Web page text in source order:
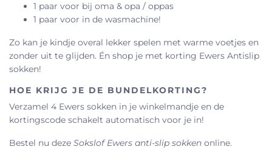
1 paar voor bij oma & opa / oppas
1 paar voor in de wasmachine!
Zo kan je kindje overal lekker spelen met warme voetjes en
zonder uit te glijden. Én shop je met korting Ewers Antislip
sokken!
HOE KRIJG JE DE BUNDELKORTING?
Verzamel 4 Ewers sokken in je winkelmandje en de
kortingscode schakelt automatisch voor je in!
Bestel nu deze Sokslof Ewers anti-slip sokken online.